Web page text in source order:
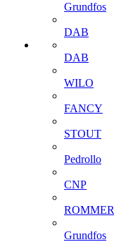
Grundfos
DAB
DAB
WILO
FANCY
STOUT
Pedrollo
CNP
ROMMER
Grundfos